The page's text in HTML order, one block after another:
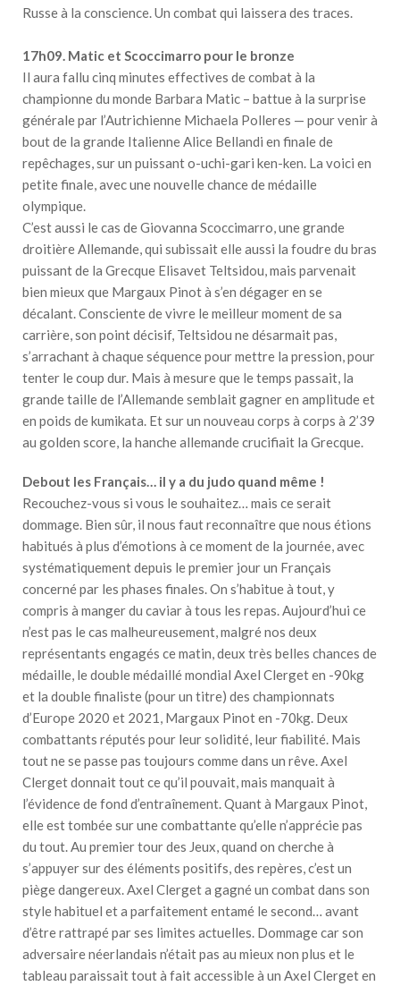
Russe à la conscience. Un combat qui laissera des traces.
17h09. Matic et Scoccimarro pour le bronze
Il aura fallu cinq minutes effectives de combat à la
championne du monde Barbara Matic – battue à la surprise
générale par l’Autrichienne Michaela Polleres — pour venir à
bout de la grande Italienne Alice Bellandi en finale de
repêchages, sur un puissant o-uchi-gari ken-ken. La voici en
petite finale, avec une nouvelle chance de médaille
olympique.
C’est aussi le cas de Giovanna Scoccimarro, une grande
droitière Allemande, qui subissait elle aussi la foudre du bras
puissant de la Grecque Elisavet Teltsidou, mais parvenait
bien mieux que Margaux Pinot à s’en dégager en se
décalant. Consciente de vivre le meilleur moment de sa
carrière, son point décisif, Teltsidou ne désarmait pas,
s’arrachant à chaque séquence pour mettre la pression, pour
tenter le coup dur. Mais à mesure que le temps passait, la
grande taille de l’Allemande semblait gagner en amplitude et
en poids de kumikata. Et sur un nouveau corps à corps à 2’39
au golden score, la hanche allemande crucifiait la Grecque.
Debout les Français… il y a du judo quand même !
Recouchez-vous si vous le souhaitez… mais ce serait
dommage. Bien sûr, il nous faut reconnaître que nous étions
habitués à plus d’émotions à ce moment de la journée, avec
systématiquement depuis le premier jour un Français
concerné par les phases finales. On s’habitue à tout, y
compris à manger du caviar à tous les repas. Aujourd’hui ce
n’est pas le cas malheureusement, malgré nos deux
représentants engagés ce matin, deux très belles chances de
médaille, le double médaillé mondial Axel Clerget en -90kg
et la double finaliste (pour un titre) des championnats
d’Europe 2020 et 2021, Margaux Pinot en -70kg. Deux
combattants réputés pour leur solidité, leur fiabilité. Mais
tout ne se passe pas toujours comme dans un rêve. Axel
Clerget donnait tout ce qu’il pouvait, mais manquait à
l’évidence de fond d’entraînement. Quant à Margaux Pinot,
elle est tombée sur une combattante qu’elle n’apprécie pas
du tout. Au premier tour des Jeux, quand on cherche à
s’appuyer sur des éléments positifs, des repères, c’est un
piège dangereux. Axel Clerget a gagné un combat dans son
style habituel et a parfaitement entamé le second… avant
d’être rattrapé par ses limites actuelles. Dommage car son
adversaire néerlandais n’était pas au mieux non plus et le
tableau paraissait tout à fait accessible à un Axel Clerget en